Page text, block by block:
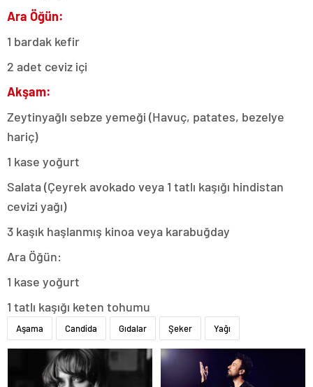
Ara Öğün:
1 bardak kefir
2 adet ceviz içi
Akşam:
Zeytinyağlı sebze yemeği (Havuç, patates, bezelye
hariç)
1 kase yoğurt
Salata (Çeyrek avokado veya 1 tatlı kaşığı hindistan
cevizi yağı)
3 kaşık haşlanmış kinoa veya karabuğday
Ara Öğün:
1 kase yoğurt
1 tatlı kaşığı keten tohumu
Aşama Candida Gıdalar Şeker Yağı